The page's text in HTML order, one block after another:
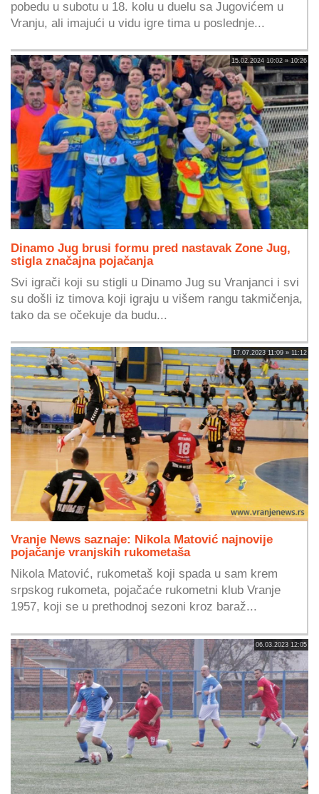
pobedu u subotu u 18. kolu u duelu sa Jugovićem u
Vranju, ali imajući u vidu igre tima u poslednje...
15.02.2024 10:02 » 10:26
Dinamo Jug brusi formu pred nastavak Zone Jug,
stigla značajna pojačanja
Svi igrači koji su stigli u Dinamo Jug su Vranjanci i svi
su došli iz timova koji igraju u višem rangu takmičenja,
tako da se očekuje da budu...
17.07.2023 11:09 » 11:12
Vranje News saznaje: Nikola Matović najnovije
pojačanje vranjskih rukometaša
Nikola Matović, rukometaš koji spada u sam krem
srpskog rukometa, pojačaće rukometni klub Vranje
1957, koji se u prethodnoj sezoni kroz baraž...
06.03.2023 12:05